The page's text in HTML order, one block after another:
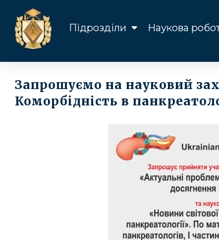
Підрозділи Наукова
Запрошуємо на науковий
Коморбідність в